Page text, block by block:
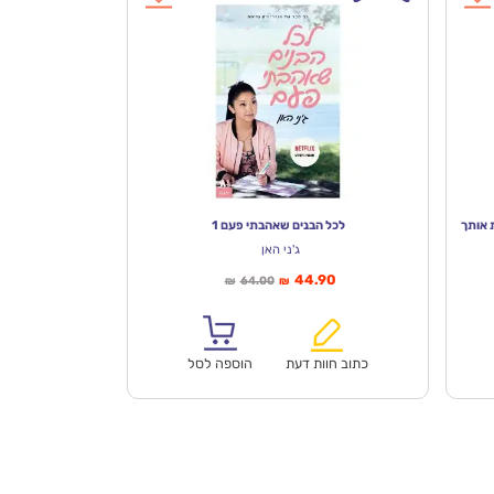
לכל הבנים שאהבתי פעם 1
ג'ני האן
₪ 64.00המחיר
₪64.00.
₪ 44.90המחיר
הוא:
כתוב חוות דעת
הוספה לסל